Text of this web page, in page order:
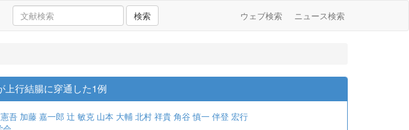
検索 ウェブ検索 ニュース検索
上行結腸に穿通した1例
吾 加藤 嘉一郎 辻 敏克 山本 大輔 北村 祥貴 角谷 慎一 伴登 宏行